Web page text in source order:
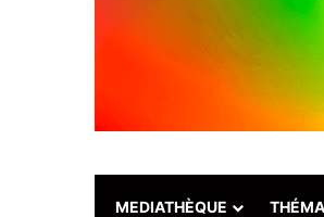
MEDIATHÈQUE